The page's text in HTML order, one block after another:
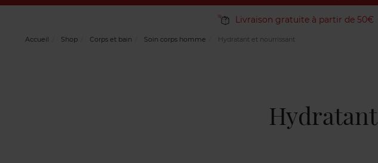
Livraison gratuite à partir de 50€
Accueil Shop Corps et bain Soin corps homme Hydratant et nourrissant